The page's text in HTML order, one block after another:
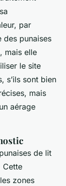
par
des punaises
mais elle
le site
s’ils sont bien
mais
aérage
de lit
Cette
zones